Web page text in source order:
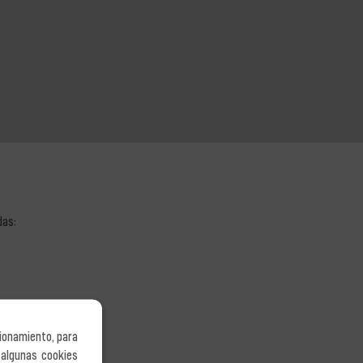
para
cookies